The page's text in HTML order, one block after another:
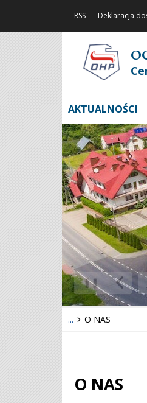
RSS Deklaracja
AKTUALNOŚCI
❚❚
... O NAS
O NAS